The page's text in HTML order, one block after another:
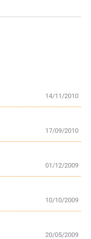
14/11/2010
17/09/2010
01/12/2009
10/10/2009
20/05/2009